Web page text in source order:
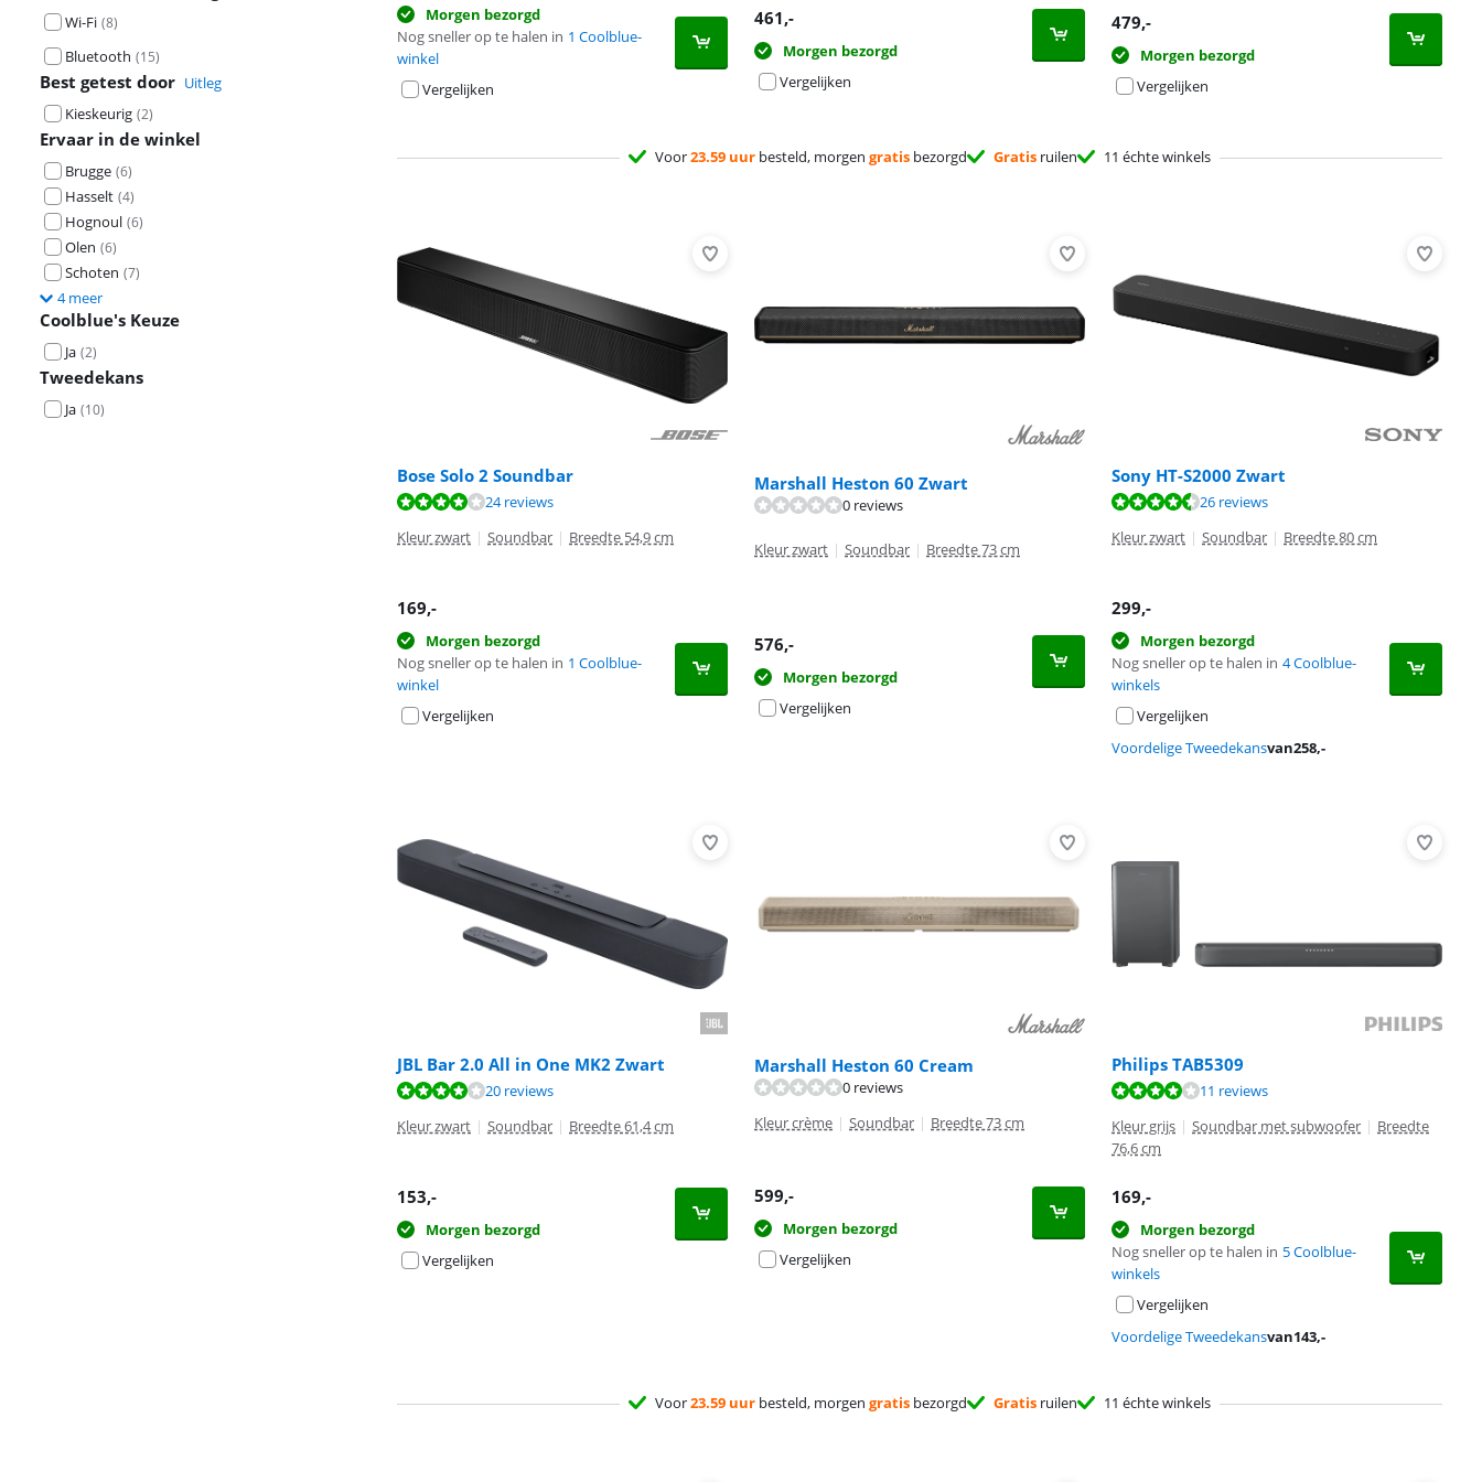
Wi-Fi (8)
Bluetooth (15)
Best getest door Uitleg
Kieskeurig (2)
Ervaar in de winkel
Brugge (6)
Hasselt (4)
Hognoul (6)
Olen (6)
Schoten (7)
4 meer
Coolblue's Keuze
Ja (2)
Tweedekans
Ja (10)
Morgen bezorgd
Nog sneller op te halen in 1 Coolblue-
winkel
Vergelijken
461,-
Morgen bezorgd
Vergelijken
479,-
Morgen bezorgd
Vergelijken
Voor23.59 uur besteld, morgen gratis bezorgd Gratis ruilen 11 échte winkels
Bose Solo 2 Soundbar
Beoordeling is 8,4 van de 10, gebaseerd op 24 reviews.
24 reviews
Kleur zwart | Soundbar | Breedte 54,9 cm
169,-
Morgen bezorgd
Nog sneller op te halen in 1 Coolblue-
winkel
Vergelijken
Marshall Heston 60 Zwart
0 reviews
Kleur zwart | Soundbar | Breedte 73 cm
576,-
Morgen bezorgd
Vergelijken
Sony HT-S2000 Zwart
Beoordeling is 8,5 van de 10, gebaseerd op 26 reviews.
26 reviews
Kleur zwart | Soundbar | Breedte 80 cm
299,-
Morgen bezorgd
Nog sneller op te halen in 4 Coolblue-
winkels
Vergelijken
Voordelige Tweedekansvan258,-
JBL Bar 2.0 All in One MK2 Zwart
Beoordeling is 8,2 van de 10, gebaseerd op 20 reviews.
20 reviews
Kleur zwart | Soundbar | Breedte 61,4 cm
153,-
Morgen bezorgd
Vergelijken
Marshall Heston 60 Cream
0 reviews
Kleur crème | Soundbar | Breedte 73 cm
599,-
Morgen bezorgd
Vergelijken
Philips TAB5309
Beoordeling is 7,5 van de 10, gebaseerd op 11 reviews.
11 reviews
Kleur grijs | Soundbar met subwoofer | Breedte
76,6 cm
169,-
Morgen bezorgd
Nog sneller op te halen in 5 Coolblue-
winkels
Vergelijken
Voordelige Tweedekansvan143,-
Voor23.59 uur besteld, morgen gratis bezorgd Gratis ruilen 11 échte winkels